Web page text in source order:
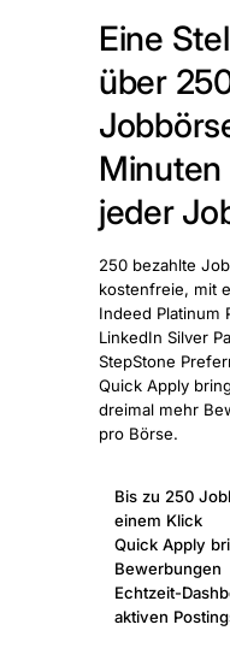
Eine
über
Minuten
jeder
250 bezahlte
kostenfreie, mit
Indeed Platinum
LinkedIn Silver
StepStone
Quick Apply
dreimal mehr
pro Börse.
Bis zu 250
einem Klick
Quick Apply
Bewerbungen
Echtzeit-
aktiven